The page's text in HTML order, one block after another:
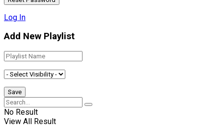
Log In
Add New Playlist
No Result
View All Result